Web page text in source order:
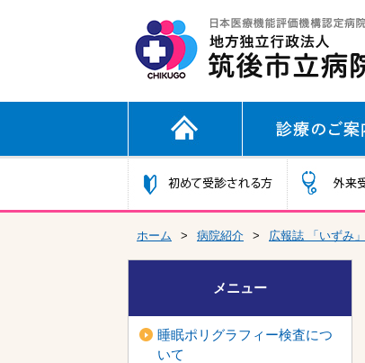
ホーム > 病院紹介 > 広報誌 「いずみ」
メニュー
睡眠ポリグラフィー検査につ
いて